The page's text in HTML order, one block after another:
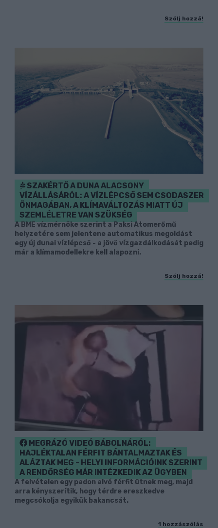
Szólj hozzá!
SZAKÉRTŐ A DUNA ALACSONY
VÍZÁLLÁSÁRÓL: A VÍZLÉPCSŐ SEM CSODASZER
ÖNMAGÁBAN, A KLÍMAVÁLTOZÁS MIATT ÚJ
SZEMLÉLETRE VAN SZÜKSÉG
A BME vízmérnöke szerint a Paksi Atomerőmű
helyzetére sem jelentene automatikus megoldást
egy új dunai vízlépcső - a jövő vízgazdálkodását pedig
már a klímamodellekre kell alapozni.
Szólj hozzá!
MEGRÁZÓ VIDEÓ BÁBOLNÁRÓL:
HAJLÉKTALAN FÉRFIT BÁNTALMAZTAK ÉS
ALÁZTAK MEG - HELYI INFORMÁCIÓINK SZERINT
A RENDŐRSÉG MÁR INTÉZKEDIK AZ ÜGYBEN
A felvételen egy padon alvó férfit ütnek meg, majd
arra kényszerítik, hogy térdre ereszkedve
megcsókolja egyikük bakancsát.
1 hozzászólás